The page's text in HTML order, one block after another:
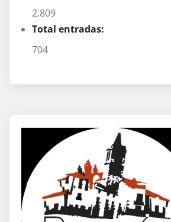
2.809
Total entradas:
704